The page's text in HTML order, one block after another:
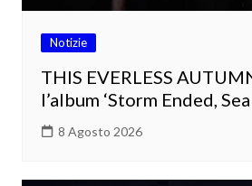
Notizie
THIS EVERLESS
l’album ‘Storm Ended,
8 Agosto 2026